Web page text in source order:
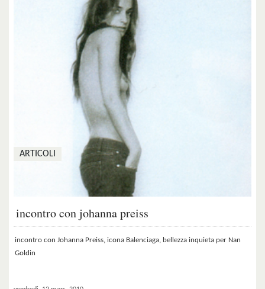
ARTICOLI
incontro con johanna preiss
incontro con Johanna Preiss, icona Balenciaga, bellezza inquieta per Nan
Goldin